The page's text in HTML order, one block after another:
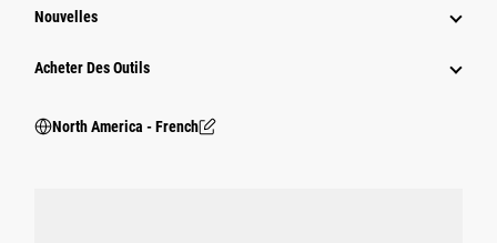
Nouvelles
Acheter Des Outils
North America - French